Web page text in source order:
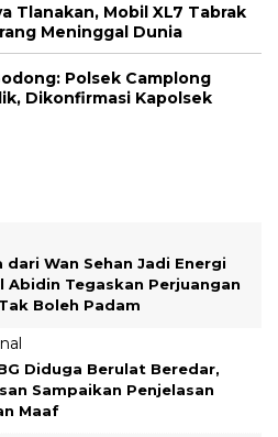
Tlanakan, Mobil XL7 Tabrak
Meninggal Dunia
Polsek Camplong
Dikonfirmasi Kapolsek
dari Wan Sehan Jadi Energi
Abidin Tegaskan Perjuangan
Boleh Padam
Diduga Berulat Beredar,
Sampaikan Penjelasan
Maaf